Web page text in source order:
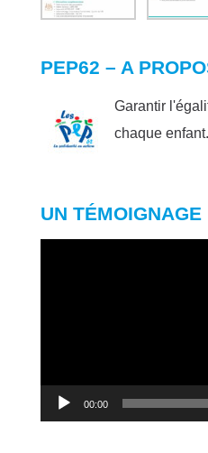
PEP62 – A
Garantir
chaque enfant.
UN TÉMOIGNAGE
00:00